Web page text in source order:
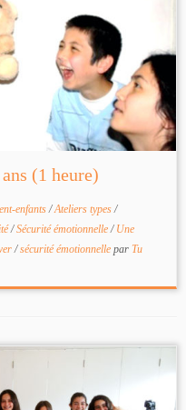
(1 heure)
enfants/Ateliers types/
/Sécurité émotionnelle/ Une
/sécurité émotionnelle par Tu